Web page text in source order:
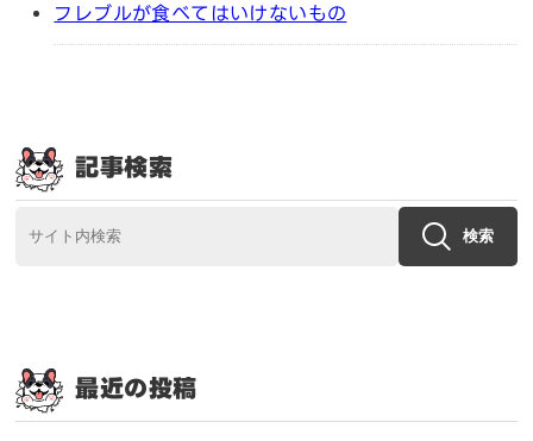
フレブルが食べてはいけないもの
記事検索
検索
最近の投稿